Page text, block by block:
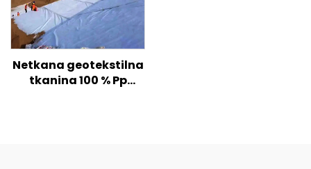
Netkana geotekstilna
tkanina 100 % Pp